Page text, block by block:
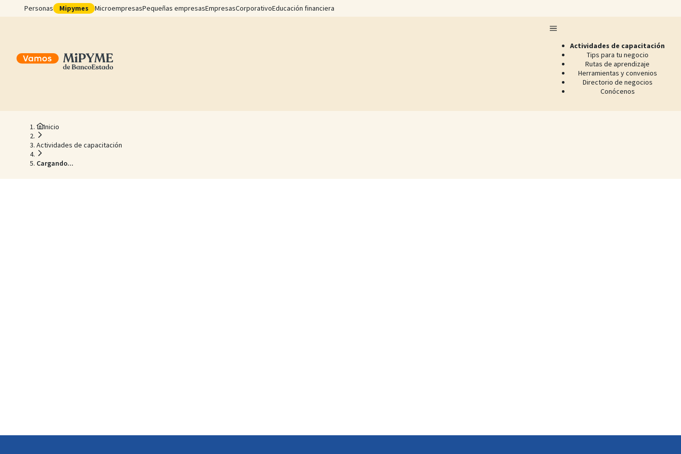
Personas Mipymes MicroempresasPequeñas empresasEmpresasCorporativoEducación financiera
Actividades de capacitación
Tips para tu negocio
Rutas de aprendizaje
Herramientas y convenios
Directorio de negocios
Conócenos
Inicio
Actividades de capacitación
Cargando...